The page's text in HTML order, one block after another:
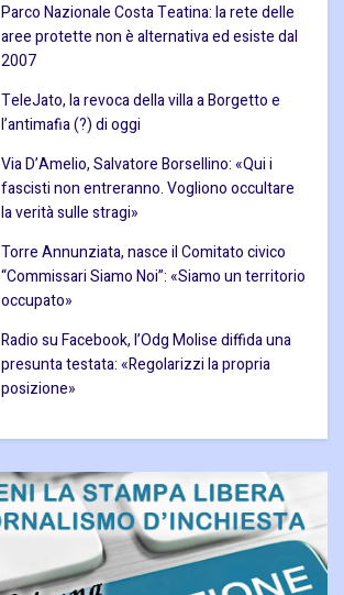
Parco Nazionale Costa Teatina: la rete delle
aree protette non è alternativa ed esiste dal
2007
TeleJato, la revoca della villa a Borgetto e
l’antimafia (?) di oggi
Via D’Amelio, Salvatore Borsellino: «Qui i
fascisti non entreranno. Vogliono occultare
la verità sulle stragi»
Torre Annunziata, nasce il Comitato civico
“Commissari Siamo Noi”: «Siamo un territorio
occupato»
Radio su Facebook, l’Odg Molise diffida una
presunta testata: «Regolarizzi la propria
posizione»